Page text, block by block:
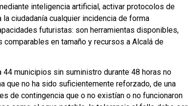
inteligencia artificial, activar protocolos de
ciudadanía cualquier incidencia de forma
futuristas: son herramientas disponibles,
en tamaño y recursos a Alcalá de
44 municipios sin suministro durante 48 horas no
que no ha sido suficientemente reforzado, de una
de contingencia que o no existían o no funcionaron